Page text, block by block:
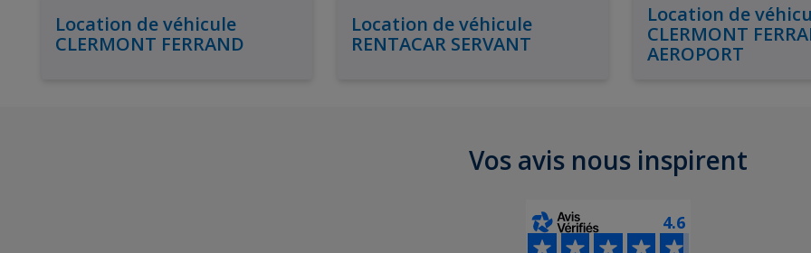
Location de véhicule
CLERMONT FERRAND
Location de véhicule
RENTACAR SERVANT
Location de
CLERMONT
AEROPORT
Vos avis nous inspirent
4.6